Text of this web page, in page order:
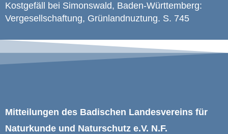
Kostgefäll bei Simonswald, Baden-Württemberg:
Vergesellschaftung, Grünlandnuztung. S. 745
Mitteilungen des Badischen Landesvereins für
Naturkunde und Naturschutz e.V. N.F.